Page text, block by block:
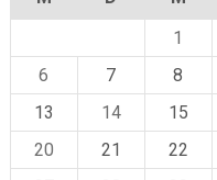
1
6
7 8
13
14 15
20
21 22